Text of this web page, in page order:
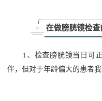
在做膀胱镜检查
1、检查膀胱镜当日可
伴，但对于年龄偏大的患者我